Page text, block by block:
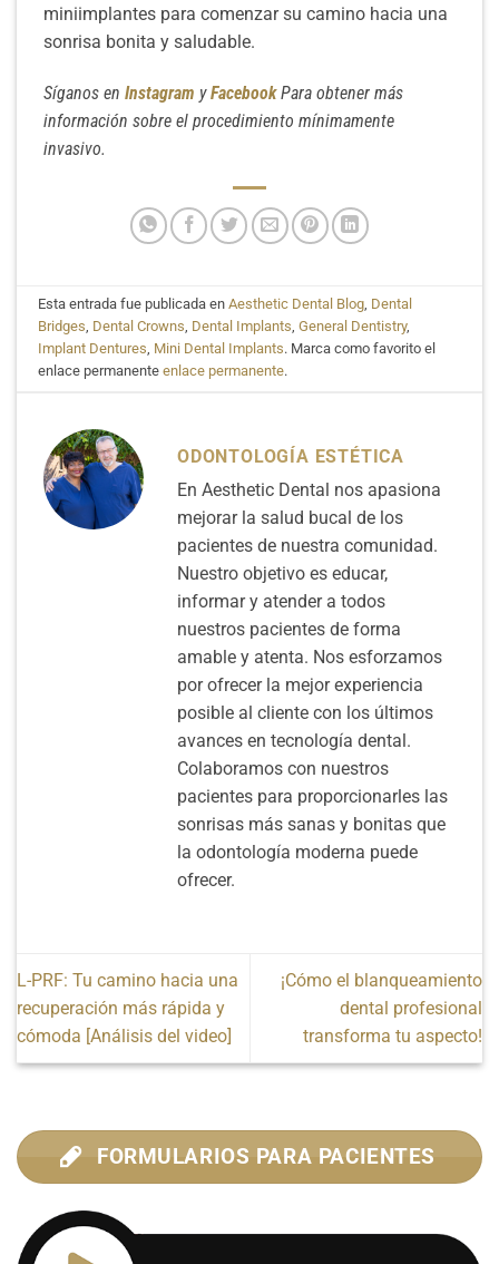
miniimplantes para comenzar su camino hacia una
sonrisa bonita y saludable.
Síganos en Instagram yFacebookPara obtener más
información sobre el procedimiento mínimamente
invasivo.
Esta entrada fue publicada enAesthetic Dental Blog, Dental
Bridges, Dental Crowns, Dental Implants,General Dentistry,
Implant Dentures, Mini Dental Implants. Marca como favorito el
enlace permanenteenlace permanente.
ODONTOLOGÍA ESTÉTICA
En Aesthetic Dental nos apasiona
mejorar la salud bucal de los
pacientes de nuestra comunidad.
Nuestro objetivo es educar,
informar y atender a todos
nuestros pacientes de forma
amable y atenta. Nos esforzamos
por ofrecer la mejor experiencia
posible al cliente con los últimos
avances en tecnología dental.
Colaboramos con nuestros
pacientes para proporcionarles las
sonrisas más sanas y bonitas que
la odontología moderna puede
ofrecer.
L-PRF: Tu camino hacia una
recuperación más rápida y
cómoda [Análisis del video]
¡Cómo el blanqueamiento
dental profesional
transforma tu aspecto!
FORMULARIOS PARA PACIENTES